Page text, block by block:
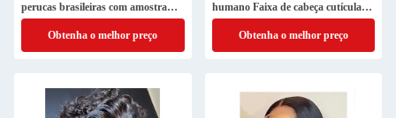
perucas brasileiras com amostra
gratuita
Obtenha o melhor preço
humano Faixa de cabeça cutícula
alinhada Peruca de cabelo bruto
Obtenha o melhor preço